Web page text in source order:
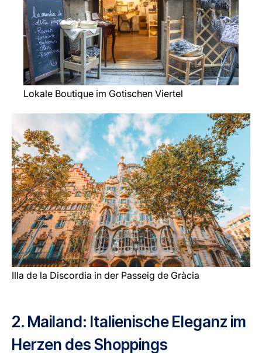
Lokale Boutique im Gotischen Viertel
Illa de la Discordia in der Passeig de Gràcia
2. Mailand: Italienische Eleganz im
Herzen des Shoppings